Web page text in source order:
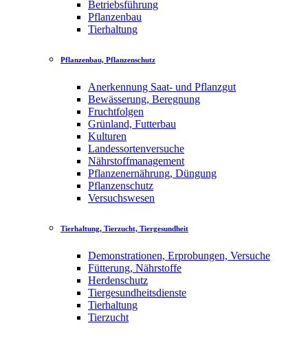
Betriebsführung
Pflanzenbau
Tierhaltung
Pflanzenbau, Pflanzenschutz
Anerkennung Saat- und Pflanzgut
Bewässerung, Beregnung
Fruchtfolgen
Grünland, Futterbau
Kulturen
Landessortenversuche
Nährstoffmanagement
Pflanzenernährung, Düngung
Pflanzenschutz
Versuchswesen
Tierhaltung, Tierzucht, Tiergesundheit
Demonstrationen, Erprobungen, Versuche
Fütterung, Nährstoffe
Herdenschutz
Tiergesundheitsdienste
Tierhaltung
Tierzucht